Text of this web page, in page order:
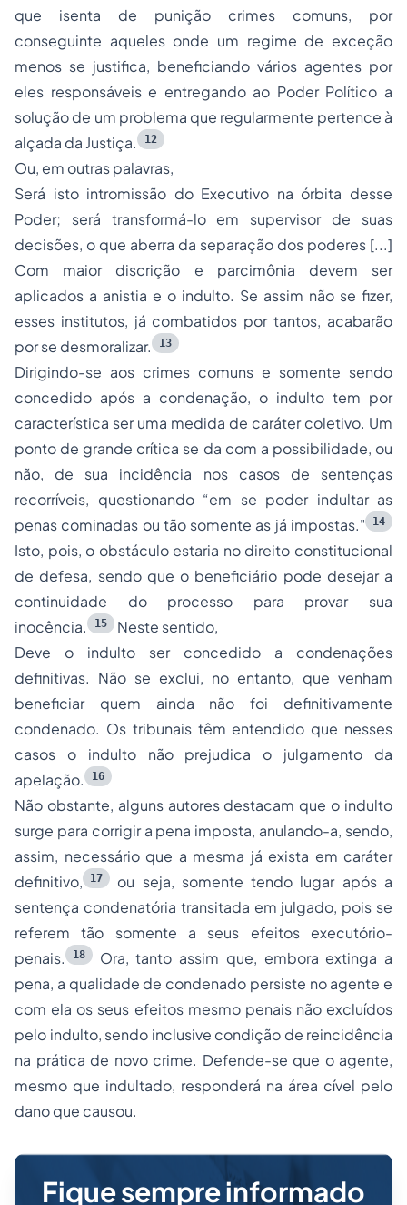
que isenta de punição crimes comuns, por
conseguinte aqueles onde um regime de exceção
menos se justifica, beneficiando vários agentes por
eles responsáveis e entregando ao Poder Político a
solução de um problema que regularmente pertence à
alçada da Justiça.
12
Ou, em outras palavras,
Será isto intromissão do Executivo na órbita desse
Poder; será transformá-lo em supervisor de suas
decisões, o que aberra da separação dos poderes [...]
Com maior discrição e parcimônia devem ser
aplicados a anistia e o indulto. Se assim não se fizer,
esses institutos, já combatidos por tantos, acabarão
por se desmoralizar.
13
Dirigindo-se aos crimes comuns e somente sendo
concedido após a condenação, o indulto tem por
característica ser uma medida de caráter coletivo. Um
ponto de grande crítica se da com a possibilidade, ou
não, de sua incidência nos casos de sentenças
recorríveis, questionando “em se poder indultar as
penas cominadas ou tão somente as já impostas."
14
Isto, pois, o obstáculo estaria no direito constitucional
de defesa, sendo que o beneficiário pode desejar a
continuidade do processo para provar sua
inocência.
15
Neste sentido,
Deve o indulto ser concedido a condenações
definitivas. Não se exclui, no entanto, que venham
beneficiar quem ainda não foi definitivamente
condenado. Os tribunais têm entendido que nesses
casos o indulto não prejudica o julgamento da
apelação.
16
Não obstante, alguns autores destacam que o indulto
surge para corrigir a pena imposta, anulando-a, sendo,
assim, necessário que a mesma já exista em caráter
definitivo,
17
ou seja, somente tendo lugar após a
sentença condenatória transitada em julgado, pois se
referem tão somente a seus efeitos executório-
penais.
18
Ora, tanto assim que, embora extinga a
pena, a qualidade de condenado persiste no agente e
com ela os seus efeitos mesmo penais não excluídos
pelo indulto, sendo inclusive condição de reincidência
na prática de novo crime. Defende-se que o agente,
mesmo que indultado, responderá na área cível pelo
dano que causou.
Fique sempre informado